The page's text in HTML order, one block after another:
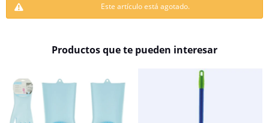
Este artículo está agotado.
Productos que te pueden interesar